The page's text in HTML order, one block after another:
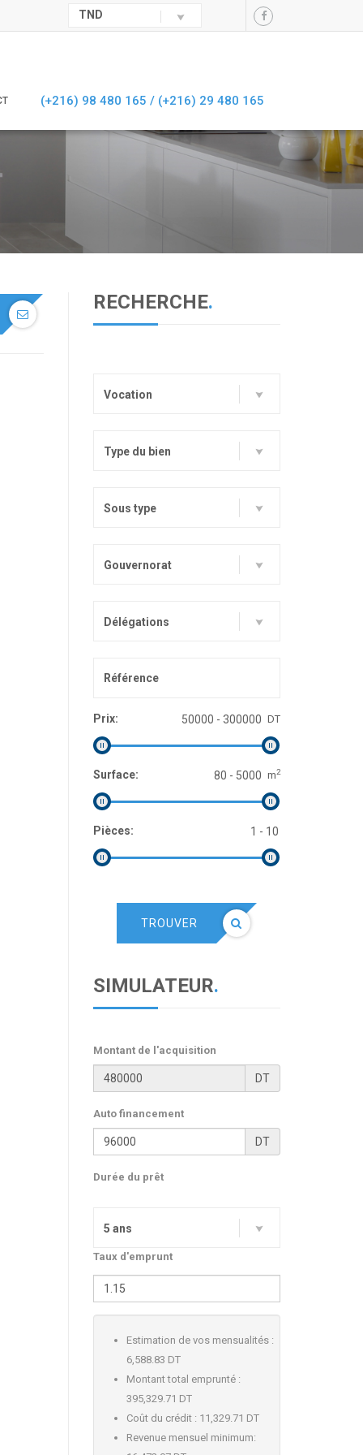
TND
(+216) 98 480 165 / (+216) 29 480 165
RECHERCHE.
Vocation
Type du bien
Sous type
Gouvernorat
Délégations
Prix: DT
Surface: m2
Pièces:
TROUVER
SIMULATEUR.
Montant de l'acquisition
DT
Auto financement
DT
Durée du prêt
5 ans
Taux d'emprunt
Estimation de vos mensualités :
6,588.83 DT
Montant total emprunté :
395,329.71 DT
Coût du crédit : 11,329.71 DT
Revenue mensuel minimum: